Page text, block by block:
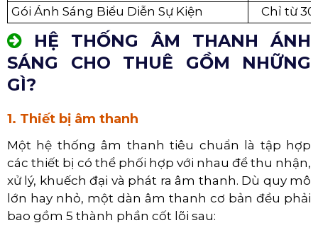
Gói Ánh Sáng Biểu Diễn Sự Kiện
Chỉ từ
HỆ THỐNG ÂM THANH ÁNH
SÁNG CHO THUÊ GỒM NHỮNG
GÌ?
1. Thiết bị âm thanh
Một hệ thống âm thanh tiêu chuẩn là tập hợp
các thiết bị có thể phối hợp với nhau để thu nhận,
xử lý, khuếch đại và phát raâm thanh. Dù quy mô
lớn hay nhỏ, một dàn âm thanh cơ bản đều phải
bao gồm 5 thành phần cốt lõi sau: